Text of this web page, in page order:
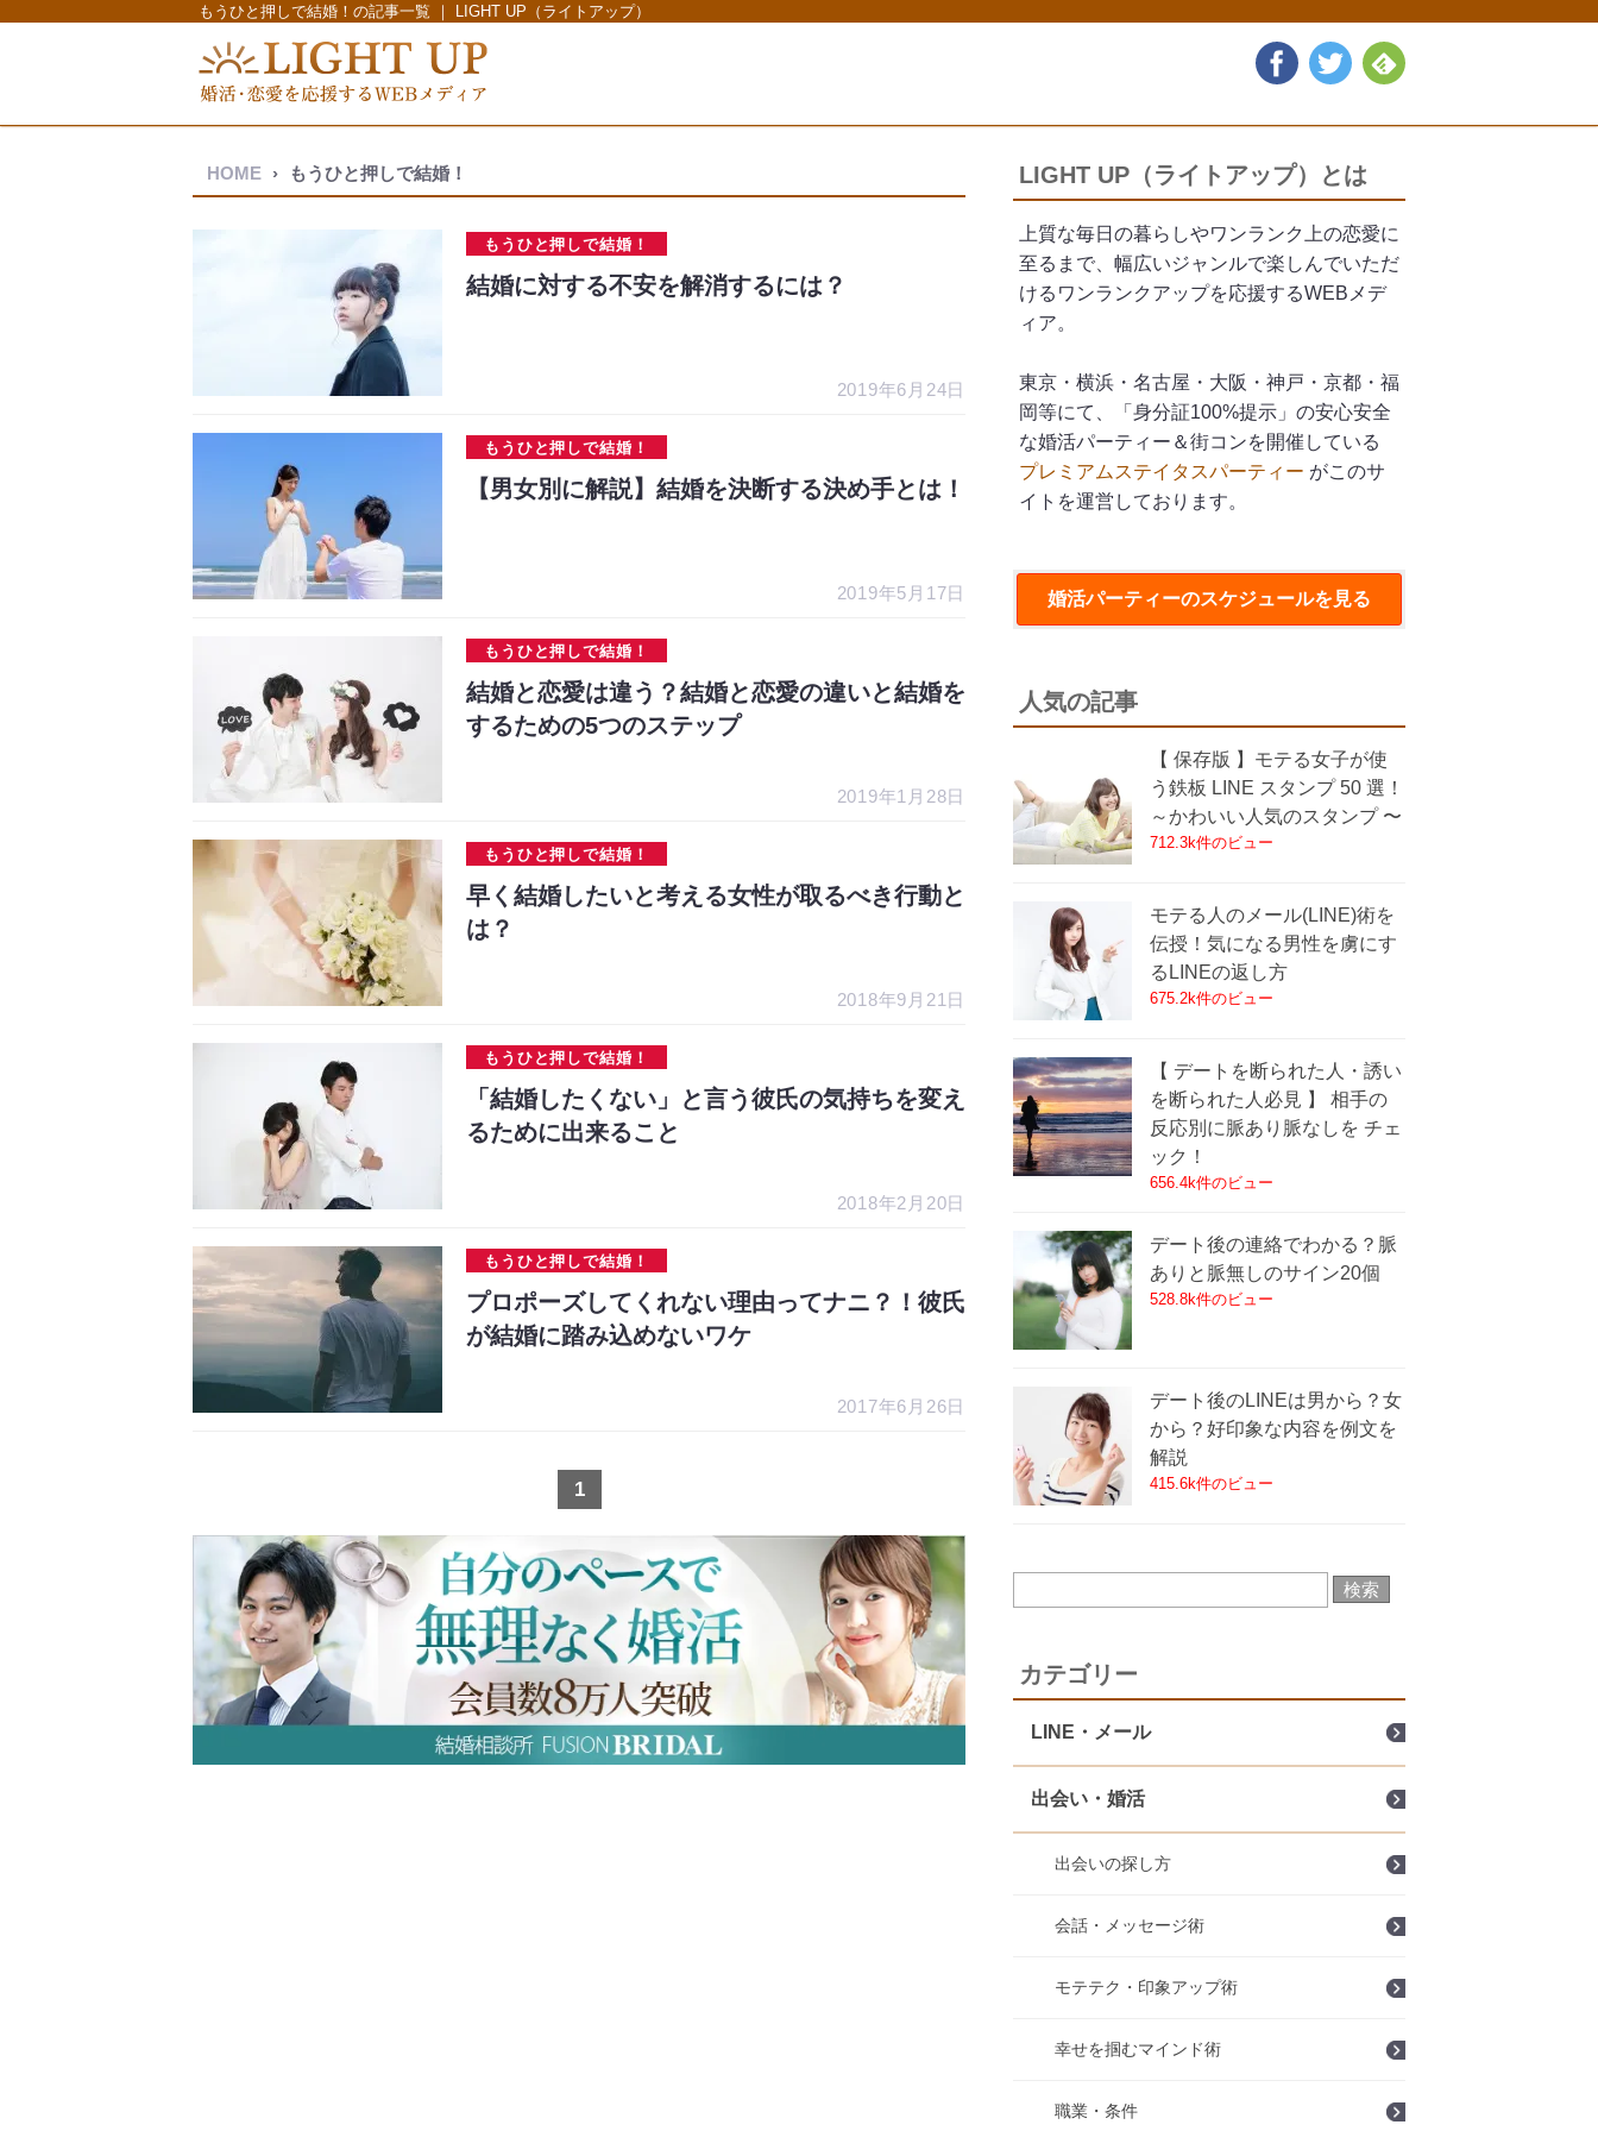
もうひと押しで結婚！の記事一覧 ｜ LIGHT UP（ライトアップ）
HOME › もうひと押しで結婚！
もうひと押しで結婚！
結婚に対する不安を解消するには？
2019年6月24日
もうひと押しで結婚！
【男女別に解説】結婚を決断する決め手とは！
2019年5月17日
もうひと押しで結婚！
結婚と恋愛は違う？結婚と恋愛の違いと結婚を
するための5つのステップ
2019年1月28日
もうひと押しで結婚！
早く結婚したいと考える女性が取るべき行動と
は？
2018年9月21日
もうひと押しで結婚！
「結婚したくない」と言う彼氏の気持ちを変え
るために出来ること
2018年2月20日
もうひと押しで結婚！
プロポーズしてくれない理由ってナニ？！彼氏
が結婚に踏み込めないワケ
2017年6月26日
1
LIGHT UP（ライトアップ）とは
上質な毎日の暮らしやワンランク上の恋愛に
至るまで、幅広いジャンルで楽しんでいただ
けるワンランクアップを応援するWEBメデ
ィア。
東京・横浜・名古屋・大阪・神戸・京都・福
岡等にて、「身分証100%提示」の安心安全
な婚活パーティー＆街コンを開催している
プレミアムステイタスパーティー がこのサ
イトを運営しております。
婚活パーティーのスケジュールを見る
人気の記事
【 保存版 】モテる女子が使
う鉄板 LINE スタンプ 50 選！
～かわいい人気のスタンプ 〜
712.3k件のビュー
モテる人のメール(LINE)術を
伝授！気になる男性を虜にす
るLINEの返し方
675.2k件のビュー
【 デートを断られた人・誘い
を断られた人必見 】 相手の
反応別に脈あり脈なしを チェ
ック！
656.4k件のビュー
デート後の連絡でわかる？脈
ありと脈無しのサイン20個
528.8k件のビュー
デート後のLINEは男から？女
から？好印象な内容を例文を
解説
415.6k件のビュー
カテゴリー
LINE・メール
出会い・婚活
出会いの探し方
会話・メッセージ術
モテテク・印象アップ術
幸せを掴むマインド術
職業・条件